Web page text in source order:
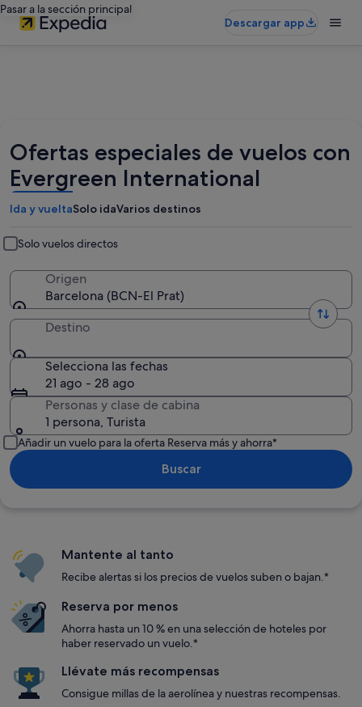
Pasar a la sección principal
Descargar app
Ofertas especiales de vuelos con
Evergreen International
Ida y vueltaSolo idaVarios destinos
Solo vuelos directos
Origen
Barcelona (BCN-El Prat)
Destino
Selecciona las fechas
21 ago - 28 ago
Personas y clase de cabina
1 persona, Turista
Añadir un vuelo para la oferta Reserva más y ahorra*
Buscar
Mantente al tanto
Recibe alertas si los precios de vuelos suben o bajan.*
Reserva por menos
Ahorra hasta un 10 % en una selección de hoteles por
haber reservado un vuelo.*
Llévate más recompensas
Consigue millas de la aerolínea y nuestras recompensas.